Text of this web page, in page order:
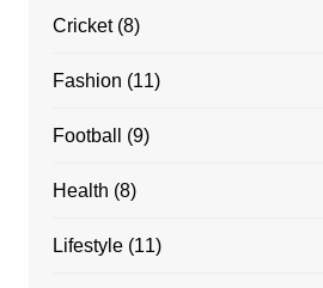
Cricket(8)
Fashion (11)
Football (9)
Health (8)
Lifestyle(11)